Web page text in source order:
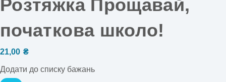
Розтяжка Прощавай,
початкова школо!
21,00 ₴
Додати до списку бажань